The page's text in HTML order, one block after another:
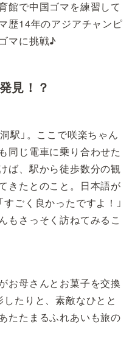
館で中国ゴマを練習して
歴14年のアジアチャンピ
マに挑戦♪
見！？
駅」。ここで咲楽ちゃん
同じ電車に乗り合わせた
ば、駅から徒歩数分の観
きたとのこと。日本語が
ごく良かったですよ！」
もさっそく訪ねてみるこ
お母さんとお菓子を交換
たりと、素敵なひとと
たたまるふれあいも旅の